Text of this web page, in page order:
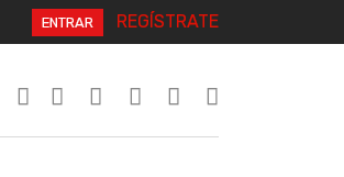
ENTRAR REGÍSTRATE